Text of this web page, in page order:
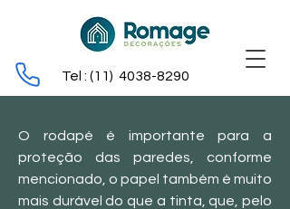
Tel : (11) 4038-8290
O rodapé é importante para a
proteção das paredes, conforme
mencionado, o papel também é muito
mais durável do que a tinta, que, pelo